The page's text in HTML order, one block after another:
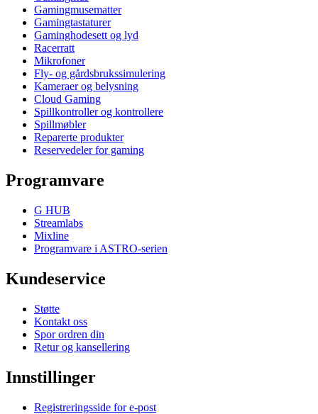
Gamingmusematter
Gamingtastaturer
Gaminghodesett og lyd
Racerratt
Mikrofoner
Fly- og gårdsbrukssimulering
Kameraer og belysning
Cloud Gaming
Spillkontroller og kontrollere
Spillmøbler
Reparerte produkter
Reservedeler for gaming
Programvare
G HUB
Streamlabs
Mixline
Programvare i ASTRO-serien
Kundeservice
Støtte
Kontakt oss
Spor ordren din
Retur og kansellering
Innstillinger
Registreringsside for e-post